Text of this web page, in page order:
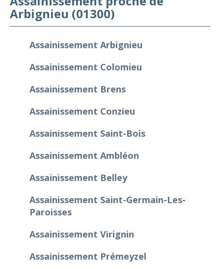
Arbignieu (01300)
Assainissement Arbignieu
Assainissement Colomieu
Assainissement Brens
Assainissement Conzieu
Assainissement Saint-Bois
Assainissement Ambléon
Assainissement Belley
Assainissement Saint-Germain-Les-
Paroisses
Assainissement Virignin
Assainissement Prémeyzel